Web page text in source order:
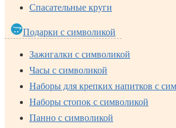
Спасательные круги
Подарки с символикой
Зажигалки с символикой
Часы с символикой
Наборы для крепких напитков с
Наборы стопок с символикой
Панно с символикой